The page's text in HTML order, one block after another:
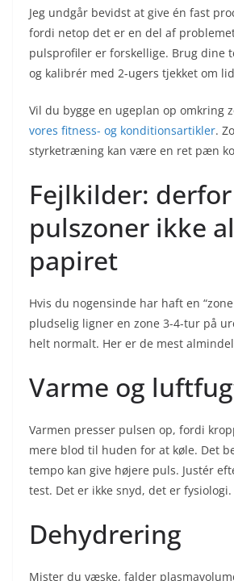
Jeg undgår bevidst at give én fast
fordi netop det er en del af
pulsprofiler er forskellige. Brug dine
og kalibrér med 2-ugers tjekket om
Vil du bygge en ugeplan op omkring
vores fitness- og konditionsartikler.
styrketræning kan være en ret pæn
Fejlkilder:
pulszoner ikke
papiret
Hvis du nogensinde har haft en
pludselig ligner en zone 3-4-tur på
helt normalt. Her er de mest
Varme og
Varmen presser pulsen op, fordi
mere blod til huden for at køle. Det
tempo kan give højere puls. Justér
test. Det er ikke snyd, det er fysiologi.
Dehydrering
Mister du væske, falder